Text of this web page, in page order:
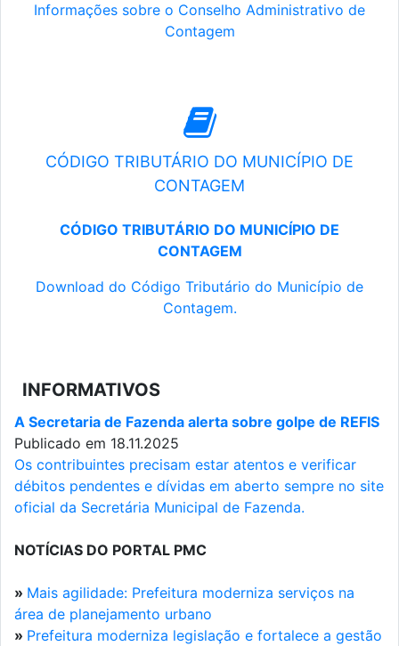
Informações sobre o Conselho Administrativo de
Contagem
CÓDIGO TRIBUTÁRIO DO MUNICÍPIO DE
CONTAGEM
CÓDIGO TRIBUTÁRIO DO MUNICÍPIO DE
CONTAGEM
Download do Código Tributário do Município de
Contagem.
INFORMATIVOS
A Secretaria de Fazenda alerta sobre golpe de REFIS
Publicado em 18.11.2025
Os contribuintes precisam estar atentos e verificar
débitos pendentes e dívidas em aberto sempre no site
oficial da Secretária Municipal de Fazenda.
NOTÍCIAS DO PORTAL PMC
» Mais agilidade: Prefeitura moderniza serviços na
área de planejamento urbano
» Prefeitura moderniza legislação e fortalece a gestão